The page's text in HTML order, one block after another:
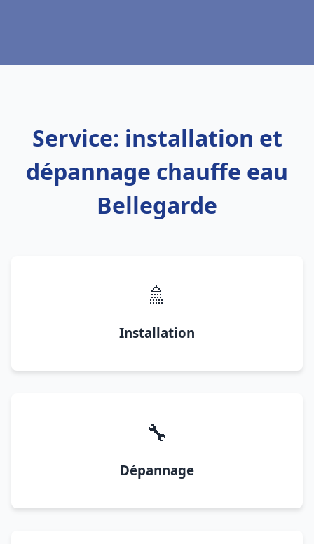
Service: installation et
dépannage chauffe eau
Bellegarde
🚿
Installation
🔧
Dépannage